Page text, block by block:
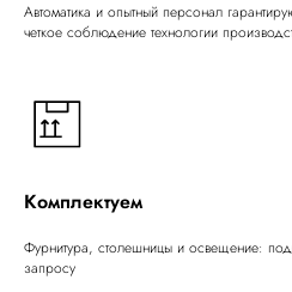
Автоматика и опытный персонал
четкое соблюдение технологии
Комплектуем
Фурнитура, столешницы и освещение:
запросу